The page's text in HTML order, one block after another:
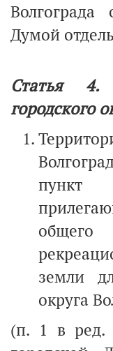
Волгограда
Думой
Статья 4.
городского
пункт
общего
земли
округа
(п. 1 в ред.